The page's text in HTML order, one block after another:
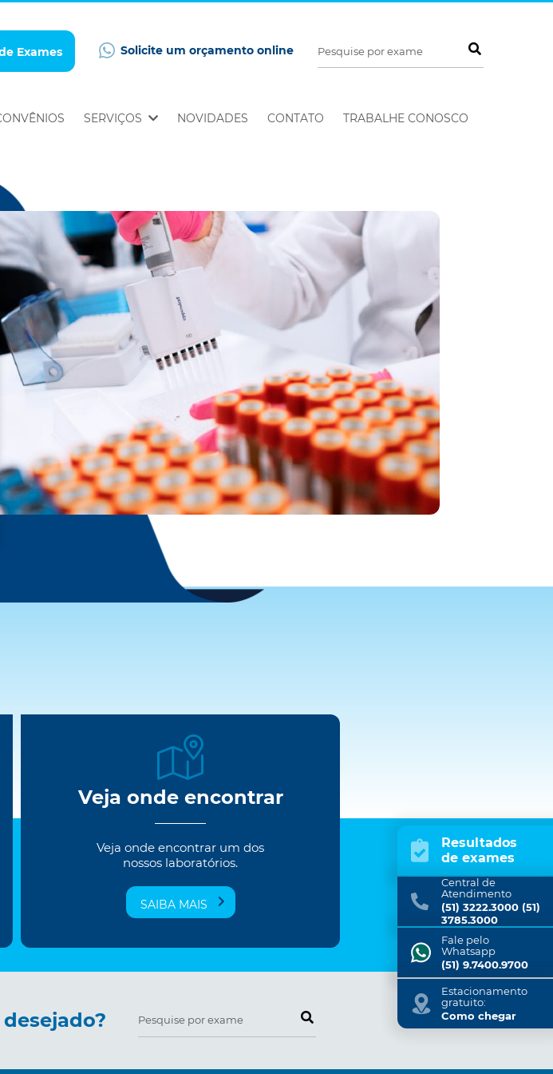
Exames Solicite um orçamento online
SERVIÇOS NOVIDADES CONTATO TRABALHE CONOSCO
Veja onde encontrar
Veja onde encontrar um dos
nossos laboratórios.
SAIBA MAIS
Pesquise por exame
Resultados
de exames
Central de
Atendimento
(51) 3222.3000 (51)
3785.3000
Fale pelo
Whatsapp
(51) 9.7400.9700
Estacionamento
gratuito:
Como chegar